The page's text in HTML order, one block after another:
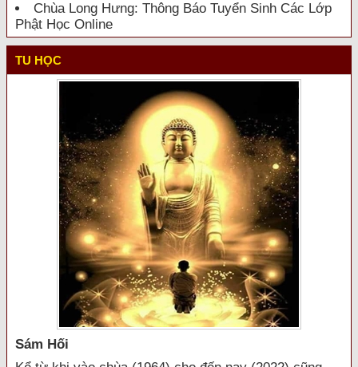
Chùa Long Hưng: Thông Báo Tuyển Sinh Các Lớp
Phật Học Online
TU HỌC
Sám Hối